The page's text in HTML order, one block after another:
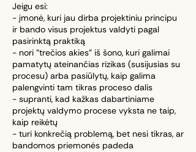
Jeigu esi:
- įmonė, kuri jau dirba projektiniu principu
ir bando visus projektus valdyti pagal
pasirinktą praktiką
- nori "trečios akies" iš šono, kuri galimai
pamatytų ateinančias rizikas (susijusias su
procesu) arba pasiūlytų, kaip galima
palengvinti tam tikras proceso dalis
- supranti, kad kažkas dabartiniame
projektų valdymo procese vyksta ne taip,
kaip reikėtų
- turi konkrečią problemą, bet nesi tikras, ar
bandomos priemonės padeda